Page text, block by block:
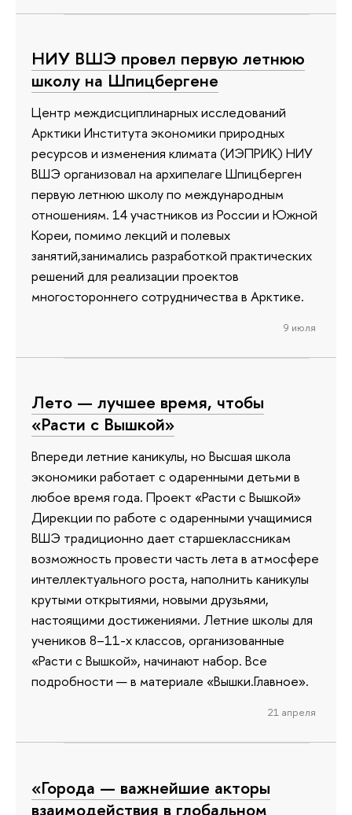
НИУ ВШЭ провел первую летнюю
школу на Шпицбергене
Центр междисциплинарных исследований
Арктики Института экономики природных
ресурсов и изменения климата (ИЭПРИК) НИУ
ВШЭ организовал на архипелаге Шпицберген
первую летнюю школу по международным
отношениям. 14 участников из России и Южной
Кореи, помимо лекций и полевых
занятий,занимались разработкой практических
решений для реализации проектов
многостороннего сотрудничества в Арктике.
9 июля
Лето — лучшее время, чтобы
«Расти с Вышкой»
Впереди летние каникулы, но Высшая школа
экономики работает с одаренными детьми в
любое время года. Проект «Расти с Вышкой»
Дирекции по работе с одаренными учащимися
ВШЭ традиционно дает старшеклассникам
возможность провести часть лета в атмосфере
интеллектуального роста, наполнить каникулы
крутыми открытиями, новыми друзьями,
настоящими достижениями. Летние школы для
учеников 8–11-х классов, организованные
«Расти с Вышкой», начинают набор. Все
подробности — в материале «Вышки.Главное».
21 апреля
«Города — важнейшие акторы
взаимодействия в глобальном